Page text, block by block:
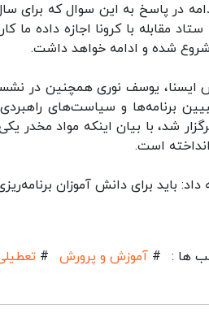
در پاسخ به این سوال که برای
مقابله با کرونا اجازه داده ما
شده و ادامه خواهد داشت.
ایسنا، یوسف نوری همچنین در
برنامه‌ها و سیاست‌های
شد، با بیان اینکه مواد مخدر
است.
داد: باید برای دانش آموزان
ها : # آموزش و پرورش #